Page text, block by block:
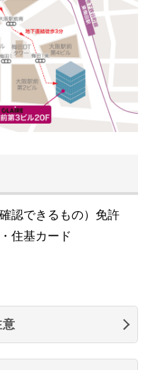
認できるもの）免許
住基カード